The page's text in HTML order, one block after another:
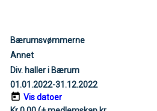
Bærumsvømmerne
Annet
Div. haller i Bærum
01.01.2022-31.12.2022
Vis datoer